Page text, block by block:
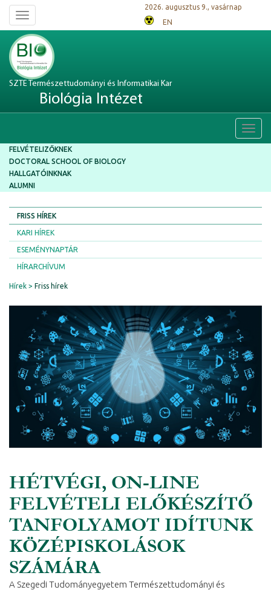
Toggle
navigation
2026. augusztus 9., vasárnap
EN
SZTE Természettudományi és Informatikai Kar
Biológia Intézet
FELVÉTELIZŐKNEK
DOCTORAL SCHOOL OF BIOLOGY
HALLGATÓINKNAK
ALUMNI
FRISS HÍREK
KARI HÍREK
ESEMÉNYNAPTÁR
HÍRARCHÍVUM
Hírek Friss hírek
HÉTVÉGI, ON-LINE
FELVÉTELI ELŐKÉSZÍTŐ
TANFOLYAMOT IDÍTUNK
KÖZÉPISKOLÁSOK
SZÁMÁRA
A Szegedi Tudományegyetem Természettudományi és